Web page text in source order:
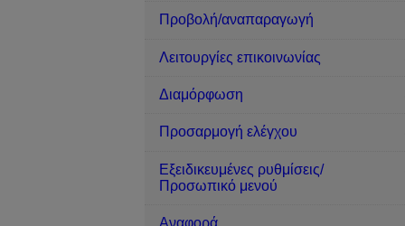
Προβολή/αναπαραγωγή
Λειτουργίες επικοινωνίας
Διαμόρφωση
Προσαρμογή ελέγχου
Εξειδικευμένες ρυθμίσεις/
Προσωπικό μενού